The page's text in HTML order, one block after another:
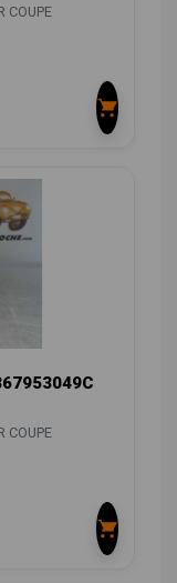
COUPE
COUPE